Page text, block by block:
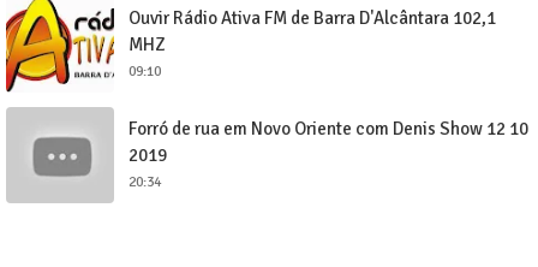
Ouvir Rádio Ativa FM de Barra D'Alcântara 102,1
MHZ
09:10
Forró de rua em Novo Oriente com Denis Show 12 10
2019
20:34